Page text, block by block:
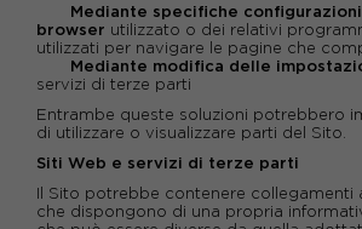
Mediante specifiche
browser utilizzato o dei relativi
utilizzati per navigare le pagine che
Mediante modifica delle
servizi di terze parti
Entrambe queste soluzioni potrebbero
di utilizzare o visualizzare parti del Sito.
Siti Web e servizi di terze parti
Il Sito potrebbe contenere collegamenti
che dispongono di una propria